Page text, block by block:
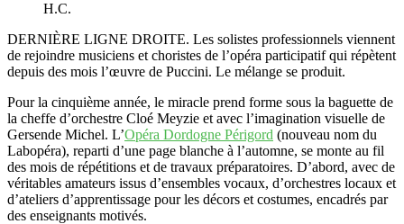
H.C.
DERNIÈRE LIGNE DROITE. Les solistes professionnels viennent
de rejoindre musiciens et choristes de l’opéra participatif qui répètent
depuis des mois l’œuvre de Puccini. Le mélange se produit.
Pour la cinquième année, le miracle prend forme sous la baguette de
la cheffe d’orchestre Cloé Meyzie et avec l’imagination visuelle de
Gersende Michel. L’Opéra Dordogne Périgord (nouveau nom du
Labopéra), reparti d’une page blanche à l’automne, se monte au fil
des mois de répétitions et de travaux préparatoires. D’abord, avec de
véritables amateurs issus d’ensembles vocaux, d’orchestres locaux et
d’ateliers d’apprentissage pour les décors et costumes, encadrés par
des enseignants motivés.